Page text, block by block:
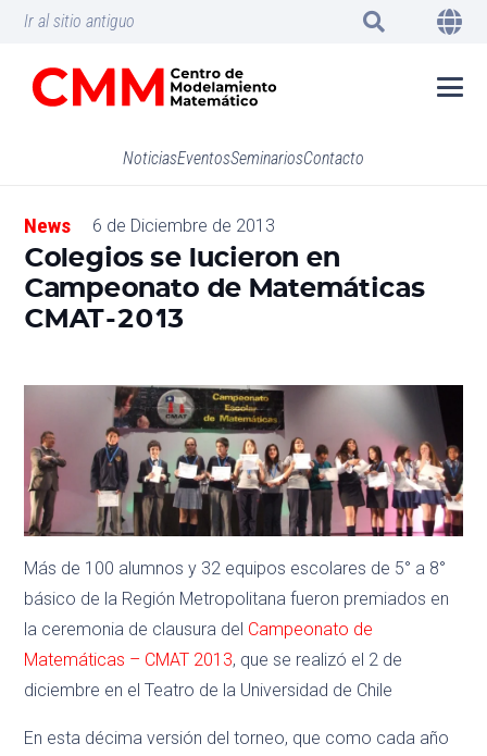
Ir al sitio antiguo
NoticiasEventosSeminariosContacto
News 6 de Diciembre de 2013
Colegios se lucieron en
Campeonato de Matemáticas
CMAT-2013
Más de 100 alumnos y 32 equipos escolares de 5° a 8°
básico de la Región Metropolitana fueron premiados en
la ceremonia de clausura del Campeonato de
Matemáticas – CMAT 2013, que se realizó el 2 de
diciembre en el Teatro de la Universidad de Chile
En esta décima versión del torneo, que como cada año